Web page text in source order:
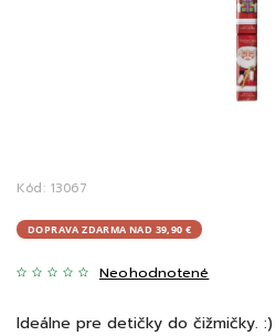
Kód: 13067
DOPRAVA ZDARMA NAD 39,90 €
Neohodnotené
Ideálne pre detičky do čižmičky. :)